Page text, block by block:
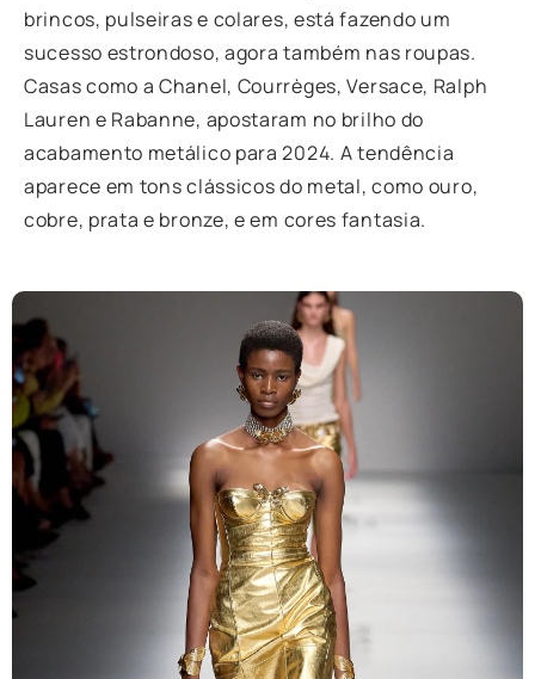
brincos, pulseiras e colares, está fazendo um
sucesso estrondoso, agora também nas roupas.
Casas como a Chanel, Courrèges, Versace, Ralph
Lauren e Rabanne, apostaram no brilho do
acabamento metálico para 2024. A tendência
aparece em tons clássicos do metal, como ouro,
cobre, prata e bronze, e em cores fantasia.